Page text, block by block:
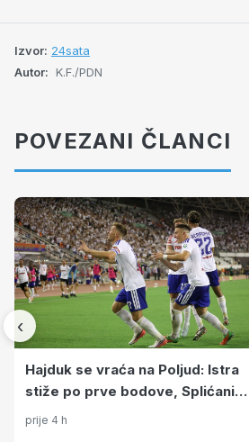
Izvor: 24sata
Autor: K.F./PDN
POVEZANI ČLANCI
‹
Hajduk se vraća na Poljud: Istra
stiže po prve bodove, Splićani
traže prvu pobjedu. Evo gdje
prije 4 h